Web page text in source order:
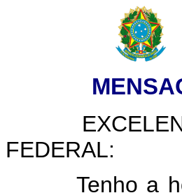
FEDERAL:
Tenho a